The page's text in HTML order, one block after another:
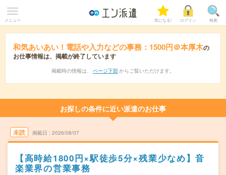
メニュー 気になる! ログイン 検索
和気あいあい！電話や入力などの事務：1500円＠本厚木の
お仕事情報は、掲載が終了しています
掲載時の情報は、 ページ下部 からご覧いただけます。
お探しの条件に近い派遣のお仕事
未読 掲載日 2026/08/07
【高時給1800円×駅徒歩5分×残業少なめ】音
楽業界の営業事務